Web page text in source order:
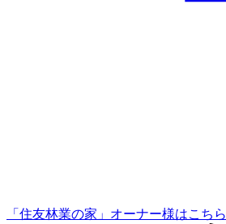
「住友林業の家」オーナー様はこちら